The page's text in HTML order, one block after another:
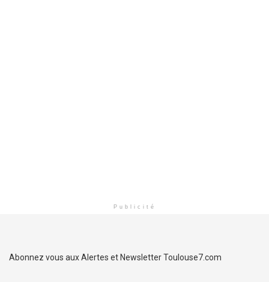
Publicité
Abonnez vous aux Alertes et Newsletter Toulouse7.com